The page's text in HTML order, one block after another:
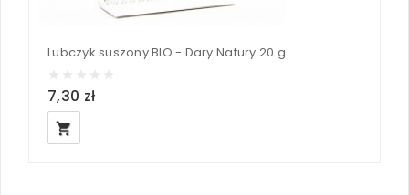
Lubczyk suszony BIO - Dary Natury 20 g
7,30 zł
local_grocery_store